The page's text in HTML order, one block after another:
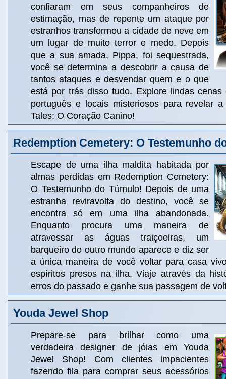
confiaram em seus companheiros de
estimação, mas de repente um ataque por
estranhos transformou a cidade de neve em
um lugar de muito terror e medo. Depois
que a sua amada, Pippa, foi sequestrada,
você se determina a descobrir a causa de
tantos ataques e desvendar quem e o que
está por trás disso tudo. Explore lindas cenas
português e locais misteriosos para revelar
Tales: O Coração Canino!
Redemption Cemetery: O Testemunho
Escape de uma ilha maldita habitada por
almas perdidas em Redemption Cemetery:
O Testemunho do Túmulo! Depois de uma
estranha reviravolta do destino, você se
encontra só em uma ilha abandonada.
Enquanto procura uma maneira de
atravessar as águas traiçoeiras, um
barqueiro do outro mundo aparece e diz ser
a única maneira de você voltar para casa
espíritos presos na ilha. Viaje através da
erros do passado e ganhe sua passagem de
Youda Jewel Shop
Prepare-se para brilhar como uma
verdadeira designer de jóias em Youda
Jewel Shop! Com clientes impacientes
fazendo fila para comprar seus acessórios